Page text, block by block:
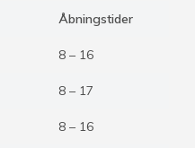
Åbningstider
8 – 16
8 – 17
8 – 16